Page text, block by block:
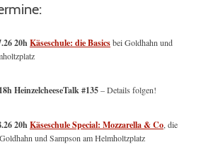
20hKäseschule: die Basicsbei Goldhahn und
HeinzelcheeseTalk #135– Details folgen!
20hKäseschule Special: Mozzarella & Co, die
und Sampson am Helmholtzplatz